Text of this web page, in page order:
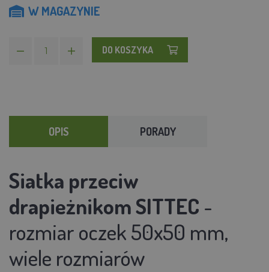
W MAGAZYNIE
DO KOSZYKA
OPIS PORADY
Siatka przeciw
drapieżnikom SITTEC -
rozmiar oczek 50x50 mm,
wiele rozmiarów